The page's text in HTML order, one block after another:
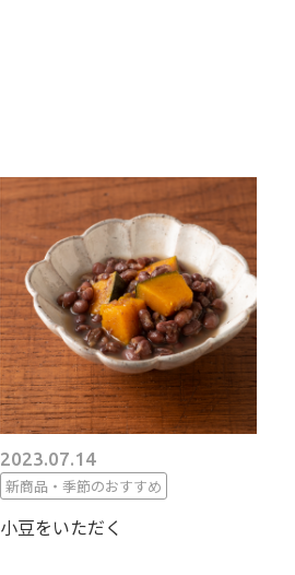
2023.07.14
新商品・季節のおすすめ
小豆をいただく